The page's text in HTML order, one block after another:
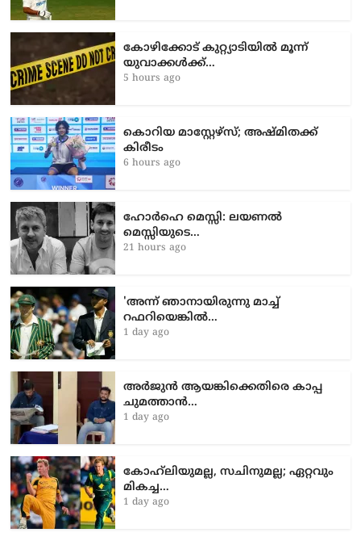
കോഴിക്കോട് കുറ്റ്യാടിയിൽ മൂന്ന്
യുവാക്കൾക്ക്…
5 hours ago
കൊറിയ മാസ്റ്റേഴ്സ്; അഷ്മിതക്ക്
കിരീടം
6 hours ago
ഹോർഹെ മെസ്സി: ലയണൽ
മെസ്സിയുടെ…
21 hours ago
'അന്ന് ഞാനായിരുന്നു മാച്ച്
റഫറിയെങ്കിൽ…
1 day ago
അർജുൻ ആയങ്കിക്കെതിരെ കാപ്പ
ചുമത്താൻ…
1 day ago
കോഹ്‌ലിയുമല്ല, സചിനുമല്ല; ഏറ്റവും
മികച്ച…
1 day ago